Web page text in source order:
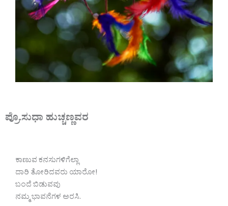
ಪ್ರೊ.ಸುಧಾ ಹುಚ್ಚಣ್ಣವರ
ಕಾಣುವ ಕನಸುಗಳಿಗೆಲ್ಲಾ
ದಾರಿ ತೋರಿದವರು ಯಾರೋ!
ಬಂದೆ ಬಿಡುವವು
ನಮ್ಮ ಭಾವನೆಗಳ ಅರಸಿ.